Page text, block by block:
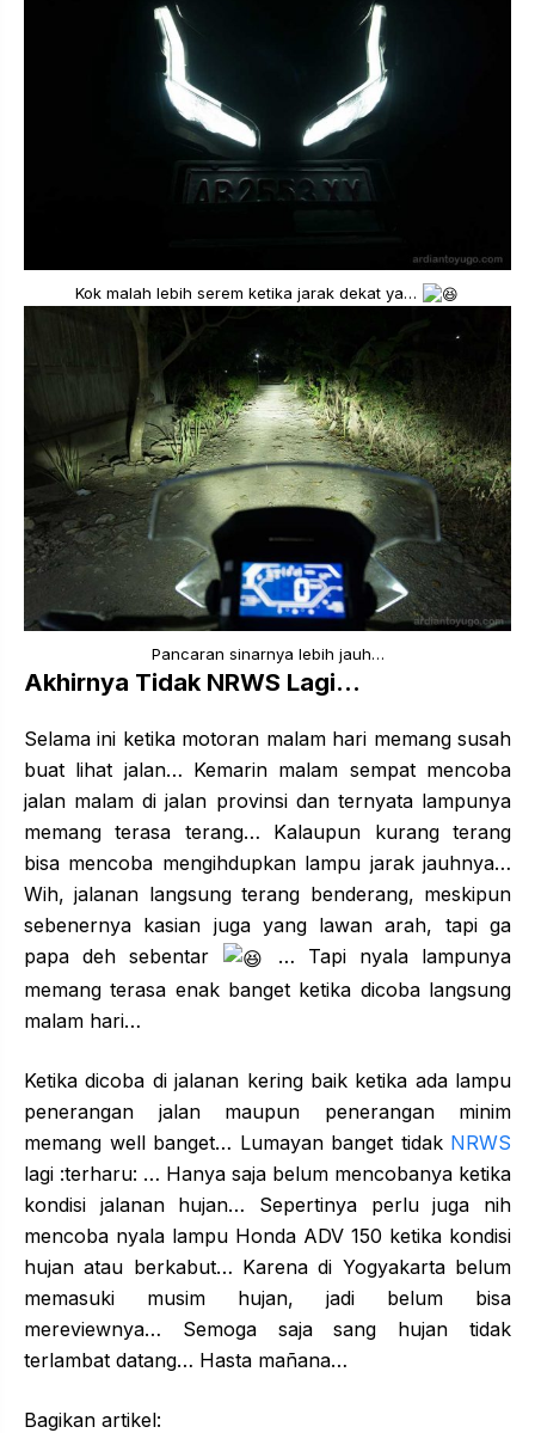
Kok malah lebih serem ketika jarak dekat ya…
Pancaran sinarnya lebih jauh…
Akhirnya Tidak NRWS Lagi…
Selama ini ketika motoran malam hari memang susah
buat lihat jalan… Kemarin malam sempat mencoba
jalan malam di jalan provinsi dan ternyata lampunya
memang terasa terang… Kalaupun kurang terang
bisa mencoba mengihdupkan lampu jarak jauhnya…
Wih, jalanan langsung terang benderang, meskipun
sebenernya kasian juga yang lawan arah, tapi ga
papa deh sebentar
… Tapi nyala lampunya
memang terasa enak banget ketika dicoba langsung
malam hari…
Ketika dicoba di jalanan kering baik ketika ada lampu
penerangan jalan maupun penerangan minim
memang well banget… Lumayan banget tidak NRWS
lagi :terharu: … Hanya saja belum mencobanya ketika
kondisi jalanan hujan… Sepertinya perlu juga nih
mencoba nyala lampu Honda ADV 150 ketika kondisi
hujan atau berkabut… Karena di Yogyakarta belum
memasuki musim hujan, jadi belum bisa
mereviewnya… Semoga saja sang hujan tidak
terlambat datang… Hasta mañana…
Bagikan artikel: